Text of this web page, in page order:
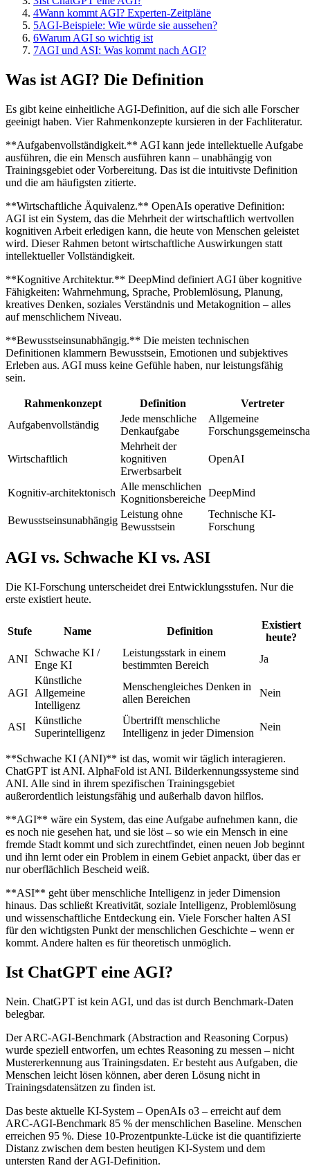
4Wann kommt AGI? Experten-Zeitpläne
5AGI-Beispiele: Wie würde sie aussehen?
6Warum AGI so wichtig ist
7AGI und ASI: Was kommt nach AGI?
Was ist AGI? Die Definition
Es gibt keine einheitliche AGI-Definition, auf die sich alle Forscher
geeinigt haben. Vier Rahmenkonzepte kursieren in der Fachliteratur.
**Aufgabenvollständigkeit.** AGI kann jede intellektuelle Aufgabe
ausführen, die ein Mensch ausführen kann – unabhängig von
Trainingsgebiet oder Vorbereitung. Das ist die intuitivste Definition
und die am häufigsten zitierte.
**Wirtschaftliche Äquivalenz.** OpenAIs operative Definition:
AGI ist ein System, das die Mehrheit der wirtschaftlich wertvollen
kognitiven Arbeit erledigen kann, die heute von Menschen geleistet
wird. Dieser Rahmen betont wirtschaftliche Auswirkungen statt
intellektueller Vollständigkeit.
**Kognitive Architektur.** DeepMind definiert AGI über kognitive
Fähigkeiten: Wahrnehmung, Sprache, Problemlösung, Planung,
kreatives Denken, soziales Verständnis und Metakognition – alles
auf menschlichem Niveau.
**Bewusstseinsunabhängig.** Die meisten technischen
Definitionen klammern Bewusstsein, Emotionen und subjektives
Erleben aus. AGI muss keine Gefühle haben, nur leistungsfähig
sein.
Rahmenkonzept Definition
Vertreter
Aufgabenvollständig
Jede menschliche
Denkaufgabe
Allgemeine
Wirtschaftlich
Mehrheit der
kognitiven
Erwerbsarbeit
OpenAI
Kognitiv-architektonisch
Alle menschlichen
Kognitionsbereiche
DeepMind
Bewusstseinsunabhängig
Leistung ohne
Bewusstsein
Technische KI-
Forschung
AGI vs. Schwache KI vs. ASI
Die KI-Forschung unterscheidet drei Entwicklungsstufen. Nur die
erste existiert heute.
Stufe Name Definition
Existiert
heute?
ANI
Schwache KI /
Enge KI
Leistungsstark in einem
bestimmten Bereich
Ja
AGI
Künstliche
Allgemeine
Intelligenz
Menschengleiches Denken in
allen Bereichen
Nein
ASI
Künstliche
Superintelligenz
Übertrifft menschliche
Intelligenz in jeder Dimension
Nein
**Schwache KI (ANI)** ist das, womit wir täglich interagieren.
ChatGPT ist ANI. AlphaFold ist ANI. Bilderkennungssysteme sind
ANI. Alle sind in ihrem spezifischen Trainingsgebiet
außerordentlich leistungsfähig und außerhalb davon hilflos.
**AGI** wäre ein System, das eine Aufgabe aufnehmen kann, die
es noch nie gesehen hat, und sie löst – so wie ein Mensch in eine
fremde Stadt kommt und sich zurechtfindet, einen neuen Job beginnt
und ihn lernt oder ein Problem in einem Gebiet anpackt, über das er
nur oberflächlich Bescheid weiß.
**ASI** geht über menschliche Intelligenz in jeder Dimension
hinaus. Das schließt Kreativität, soziale Intelligenz, Problemlösung
und wissenschaftliche Entdeckung ein. Viele Forscher halten ASI
für den wichtigsten Punkt der menschlichen Geschichte – wenn er
kommt. Andere halten es für theoretisch unmöglich.
Ist ChatGPT eine AGI?
Nein. ChatGPT ist kein AGI, und das ist durch Benchmark-Daten
belegbar.
Der ARC-AGI-Benchmark (Abstraction and Reasoning Corpus)
wurde speziell entworfen, um echtes Reasoning zu messen – nicht
Mustererkennung aus Trainingsdaten. Er besteht aus Aufgaben, die
Menschen leicht lösen können, aber deren Lösung nicht in
Trainingsdatensätzen zu finden ist.
Das beste aktuelle KI-System – OpenAIs o3 – erreicht auf dem
ARC-AGI-Benchmark 85 % der menschlichen Baseline. Menschen
erreichen 95 %. Diese 10-Prozentpunkte-Lücke ist die quantifizierte
Distanz zwischen dem besten heutigen KI-System und dem
untersten Rand der AGI-Definition.